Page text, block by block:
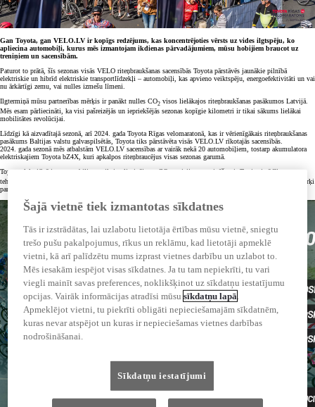
Gan Toyota, gan VELO.LV ir kopīgs redzējums, kas koncentrējoties vērsts uz vides ilgtspēju, ko
apliecina automobiļi, kurus mēs izmantojam ikdienas pārvadājumiem, mūsu hobijiem braucot uz
treniņiem un sacensībām.
Paturot to prātā, šīs sezonas visās VELO riteņbraukšanas sacensībās Toyota pārstāvēs jaunākie pilnībā
elektriskie un hibrīd elektriskie transportlīdzekļi – automobiļi, kas apvieno veiktspēju, energoefektivitāti un vai
nu ārkārtīgi zemu, vai nulles izmešu līmeni.
Ilgtermiņā mūsu partnerības mērķis ir panākt nulles CO2 visos lielākajos riteņbraukšanas pasākumos Latvijā.
Mēs esam pārliecināti, ka visi pašreizējās un iepriekšējās sezonas kopīgie kilometri ir tikai sākums lielākai
mobilitātes revolūcijai.
Līdzīgi kā aizvadītajā sezonā, arī 2024. gada Toyota Rīgas velomaratonā, kas ir vērienīgākais riteņbraukšanas
pasākums Baltijas valstu galvaspilsētās, Toyota tiks pārstāvēta visās VELO.LV rīkotajās sacensībās.
2024. gada sezonā mēs atbalstām VELO.LV sacensības ar vairāk nekā 20 automobiļiem, tostarp akumulatora
elektriskajiem Toyota bZ4X, kuri apkalpos riteņbraucējus visas sezonas garumā.
Toyota elektrificētie automobiļi nav tikai apliecinājums CO
emisiju samazināšanai. Tas ir pierādījums
tehnoloģijām un pakalpojumiem, kas nodrošina pārvietošanās brīvību visiem, pārsniedzot nulles emisiju mērķi
panākt ilgtspējīgāku, drošāku un iekļaujošāku sabiedrību.
Šajā vietnē tiek izmantotas sīkdatnes
Tās ir izstrādātas, lai uzlabotu lietotāja ērtības mūsu vietnē, sniegtu
trešo pušu pakalpojumus, rīkus un reklāmu, kad lietotāji apmeklē
vietni, kā arī palīdzētu mums izprast vietnes darbību un uzlabot to.
Mēs iesakām iespējot visas sīkdatnes. Ja tu tam nepiekrīti, tu vari
viegli mainīt savas preferences, noklikšķinot uz sīkdatņu iestatījumu
opcijas. Vairāk informācijas atradīsi mūsusīkdatņu lapā
Apmeklējot vietni, tu piekrīti obligāti nepieciešamajām sīkdatnēm,
kuras nevar atspējot un kuras ir nepieciešamas vietnes darbības
nodrošināšanai.
Sīkdatņu iestatījumi